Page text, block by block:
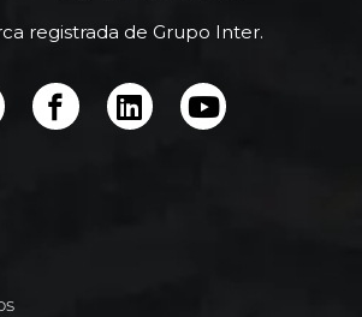
registrada de Grupo Inter.